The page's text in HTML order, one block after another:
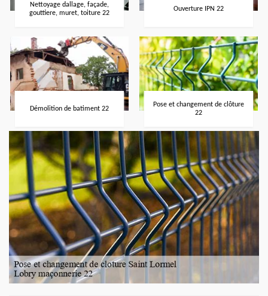
Nettoyage dallage, façade,
gouttiere, muret, toiture 22
Ouverture IPN 22
Démolition de batiment 22
Pose et changement de clôture
22